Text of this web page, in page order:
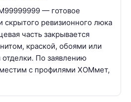
— готовое
скрытого ревизионного люка
часть закрывается
краской, обоями или
По заявлению
с профилями ХОМмет,